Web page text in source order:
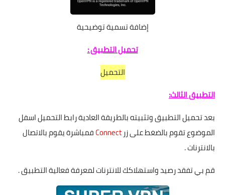
إضافة تسمية توضيحية
تحميل التطبيق :
التحميل
التطبيق الثالث:
بعد تحميل التطبيق وتثبيته بالطريقة العادية رابط التحميل اسفل
الموضوع تقوم بالضغط على زر
فمباشرة يقوم بالاتصال
بالانترنات .
قم بي تفقد رصيد واستهلاكك للانترنات لمعرفة فعالية التطبيق .